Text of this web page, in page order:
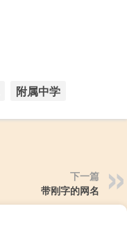
附属中学
下一篇
带刚字的网名